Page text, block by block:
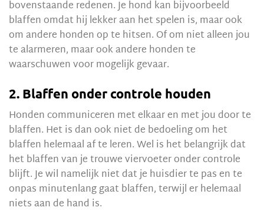
bovenstaande redenen. Je hond kan bijvoorbeeld
blaffen omdat hij lekker aan het spelen is, maar ook
om andere honden op te hitsen. Of om niet alleen jou
te alarmeren, maar ook andere honden te
waarschuwen voor mogelijk gevaar.
2. Blaffen onder controle houden
Honden communiceren met elkaar en met jou door te
blaffen. Het is dan ook niet de bedoeling om het
blaffen helemaal af te leren. Wel is het belangrijk dat
het blaffen van je trouwe viervoeter onder controle
blijft. Je wil namelijk niet dat je huisdier te pas en te
onpas minutenlang gaat blaffen, terwijl er helemaal
niets aan de hand is.